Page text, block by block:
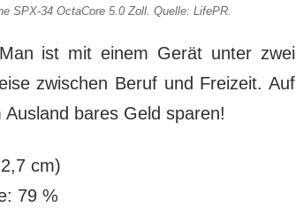
SPX-34 OctaCore 5.0 Zoll. Quelle: LifePR.
ist mit einem Gerät unter zwei
zwischen Beruf und Freizeit. Auf
bares Geld sparen!
cm)
79 %